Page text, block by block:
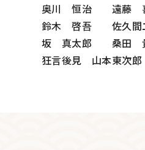
奥川 恒治 遠藤
鈴木 啓吾 佐久間
坂 真太郎 桑田
狂言後見 山本東